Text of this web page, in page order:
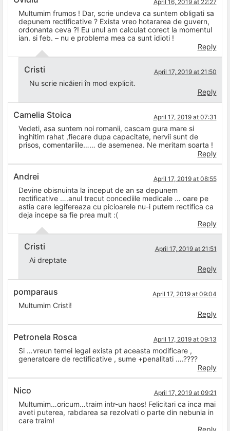
April 16, 2019 at 22:27
Multumim frumos ! Dar, scrie undeva ca suntem obligati sa
depunem rectificative ? Exista vreo hotararea de guvern,
ordonanta ceva ?! Eu unul am calculat corect la momentul
ian. si feb. – nu e problema mea ca sunt idioti !
Reply
Cristi April 17, 2019 at 21:50
Nu scrie nicăieri în mod explicit.
Reply
Camelia Stoica April 17, 2019 at 07:31
Vedeti, asa suntem noi romanii, cascam gura mare si
inghitim rahat ,fiecare dupa capacitate, nervii sunt de
prisos, comentariile…… de asemenea. Ne meritam soarta !
Reply
Andrei April 17, 2019 at 08:55
Devine obisnuinta la inceput de an sa depunem
rectificative ….anul trecut concediile medicale … oare pe
astia care legifereaza cu picioarele nu-i putem rectifica ca
deja incepe sa fie prea mult :(
Reply
Cristi April 17, 2019 at 21:51
Ai dreptate
Reply
pomparaus April 17, 2019 at 09:04
Multumim Cristi!
Reply
Petronela Rosca April 17, 2019 at 09:13
Si …vreun temei legal exista pt aceasta modificare ,
generatoare de rectificative , sume +penalitati ….????
Reply
Nico April 17, 2019 at 09:21
Multumim…oricum…traim intr-un haos! Felicitari ca inca mai
aveti puterea, rabdarea sa rezolvati o parte din nebunia in
care traim!
Reply